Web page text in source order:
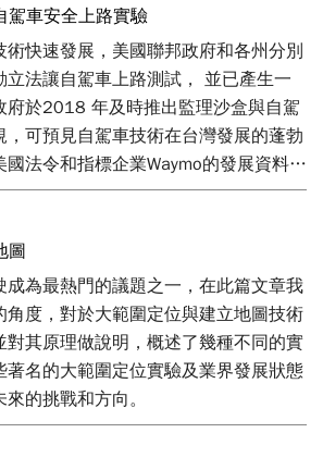
駕車安全上路實驗
術快速發展，美國聯邦政府和各州分別
立法讓自駕車上路測試， 並已產生一
府於2018 年及時推出監理沙盒與自駕
，可預見自駕車技術在台灣發展的蓬勃
法令和指標企業Waymo的發展資料，
在自駕車測試驗證的作法供讀者參考，
。
圖
成為最熱門的議題之一，在此篇文章我
角度，對於大範圍定位與建立地圖技術
對其原理做說明，概述了幾種不同的實
著名的大範圍定位實驗及業界發展狀態
的挑戰和方向。